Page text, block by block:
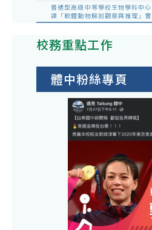
普通型高級中等學校生物學科中
課「軟體動物解剖觀察與推理」
校務重點工作
體中粉絲專頁